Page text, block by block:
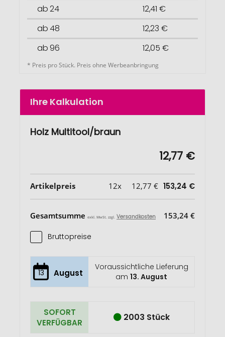
ab 24
12,41 €
ab 48
12,23 €
ab 96
12,05 €
* Preis pro Stück. Preis ohne Werbeanbringung
Ihre Kalkulation
Holz Multitool/braun
12,77 €
Artikelpreis 12x 12,77 € 153,24 €
Gesamtsumme exkl. MwSt. zzgl. Versandkosten 153,24 €
Bruttopreise
13 August
Voraussichtliche Lieferung
am13. August
SOFORT
VERFÜGBAR
2003 Stück